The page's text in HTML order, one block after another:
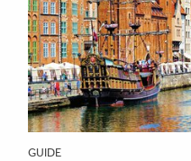
GUIDE